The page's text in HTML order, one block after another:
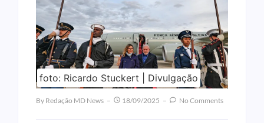
foto: Ricardo Stuckert | Divulgação
By Redação MD News 18/09/2025 No Comments